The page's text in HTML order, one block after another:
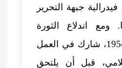
جبهة التحرير
ومع اندلاع الثورة
التحريرية سنة 1954، شارك في العمل
قبل أن يلتحق